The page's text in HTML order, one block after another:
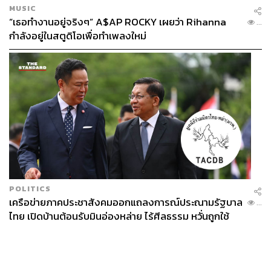
MUSIC
“เธอทำงานอยู่จริงๆ” A$AP ROCKY เผยว่า Rihanna
กำลังอยู่ในสตูดิโอเพื่อทำเพลงใหม่
...
POLITICS
เครือข่ายภาคประชาสังคมออกแถลงการณ์ประณามรัฐบาล
ไทย เปิดบ้านต้อนรับมินอ่องหล่าย ไร้ศีลธรรม หวั่นถูกใช้
...